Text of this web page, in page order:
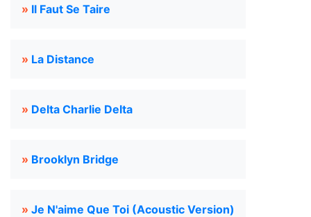
» Il Faut Se Taire
» La Distance
» Delta Charlie Delta
» Brooklyn Bridge
» Je N'aime Que Toi (Acoustic Version)